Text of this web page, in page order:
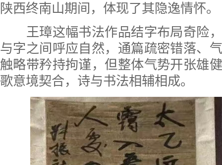
陕西终南山期间，体现了其隐逸情怀。
王璋这幅书法作品结字布局奇险，
与字之间呼应自然，通篇疏密错落、
触略带矜持拘谨，但整体气势开张雄
歌意境契合，诗与书法相辅相成。